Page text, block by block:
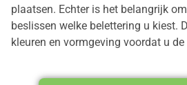
plaatsen. Echter is het belangrijk
beslissen welke belettering u kiest.
kleuren en vormgeving voordat u